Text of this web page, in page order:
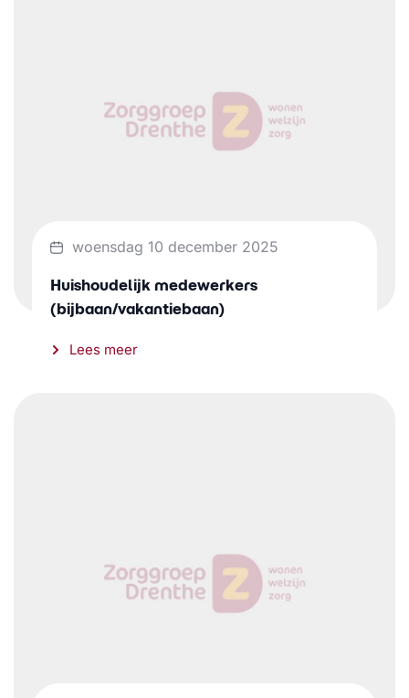
woensdag 10 december 2025
Huishoudelijk medewerkers
(bijbaan/vakantiebaan)
Lees meer